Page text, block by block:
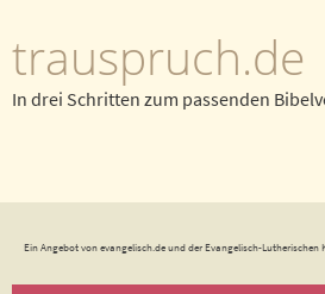
trauspruch.de
In drei Schritten zum passenden
Ein Angebot von evangelisch.de und der Evangelisch-Lutherischen